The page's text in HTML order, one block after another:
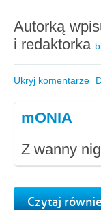
Autorką
i redaktorka
Ukryj komentarze
mONIA
Z wanny
Czytaj